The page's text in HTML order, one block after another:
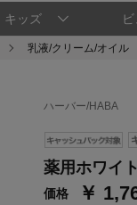
キッズ
乳液/クリーム/オイル
ハーバー/HABA
薬用ホワイ
価格 ￥